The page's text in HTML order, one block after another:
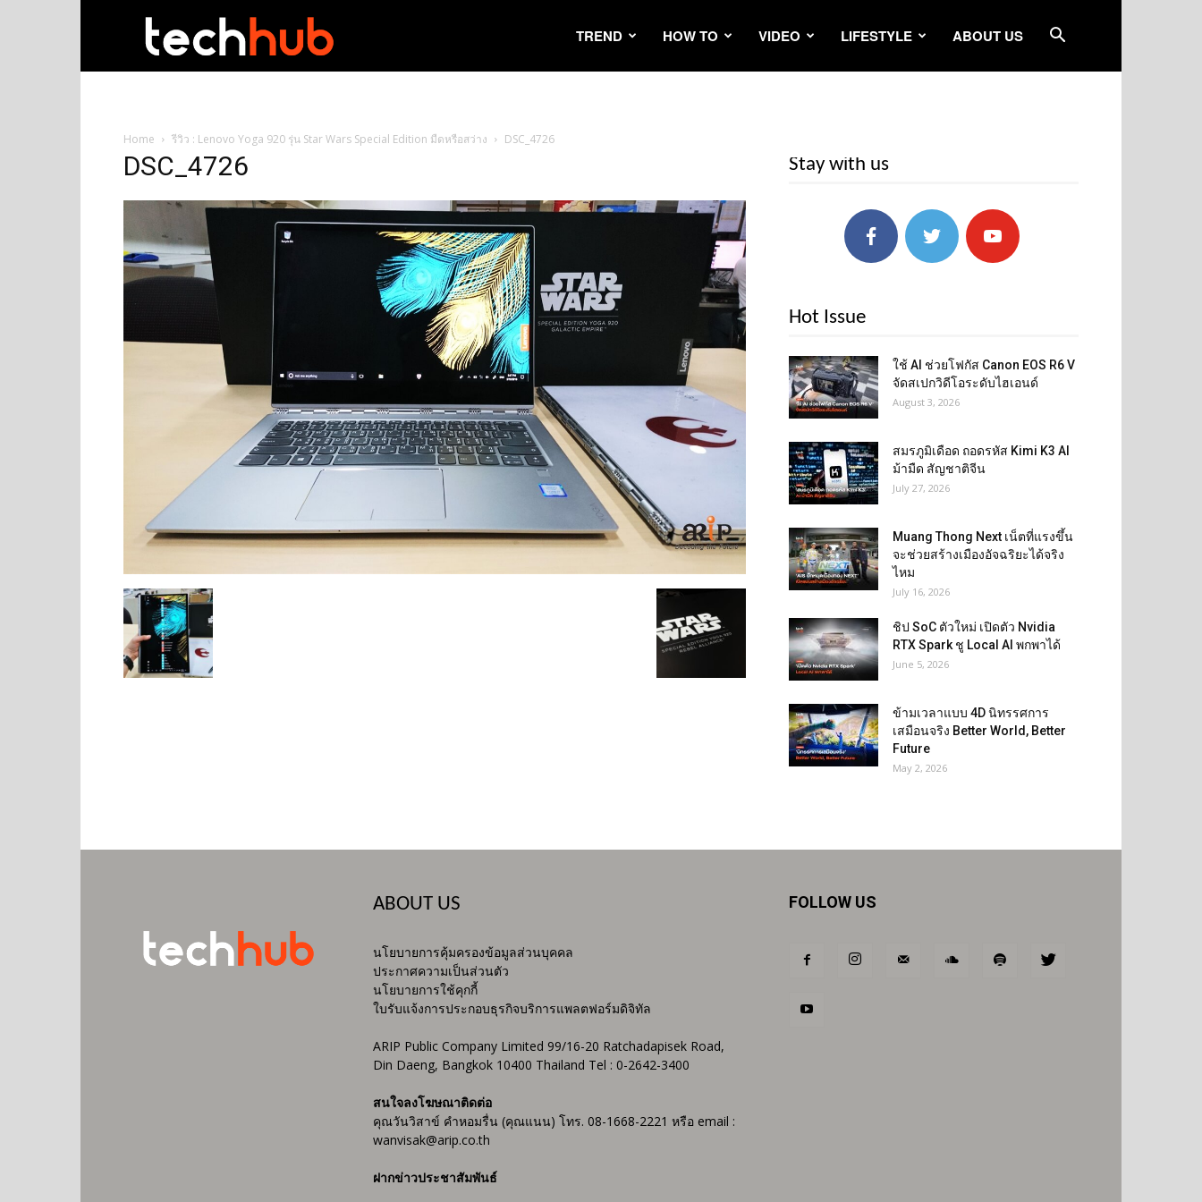
TREND HOW TO VIDEO LIFESTYLE ABOUT US
Home รีวิว : Lenovo Yoga 920 รุ่น Star Wars Special Edition มืดหรือสว่าง DSC_4726
DSC_4726 Stay with us
Hot Issue
ใช้ AI ช่วยโฟกัส Canon EOS R6 V
จัดสเปกวิดีโอระดับไฮเอนด์
August 3, 2026
สมรภูมิเดือด ถอดรหัส Kimi K3 AI
ม้ามืด สัญชาติจีน
July 27, 2026
Muang Thong Next เน็ตที่แรงขึ้น
จะช่วยสร้างเมืองอัจฉริยะได้จริง
ไหม
July 16, 2026
ชิป SoC ตัวใหม่ เปิดตัว Nvidia
RTX Spark ชู Local AI พกพาได้
June 5, 2026
ข้ามเวลาแบบ 4D นิทรรศการ
เสมือนจริง Better World, Better
Future
May 2, 2026
ABOUT US
นโยบายการคุ้มครองข้อมูลส่วนบุคคล
ประกาศความเป็นส่วนตัว
นโยบายการใช้คุกกี้
ใบรับแจ้งการประกอบธุรกิจบริการแพลตฟอร์มดิจิทัล
ARIP Public Company Limited 99/16-20 Ratchadapisek Road,
Din Daeng, Bangkok 10400 Thailand Tel : 0-2642-3400
สนใจลงโฆษณาติดต่อ
คุณวันวิสาข์ คำหอมรื่น (คุณแนน) โทร. 08-1668-2221 หรือ email :
wanvisak@arip.co.th
ฝากข่าวประชาสัมพันธ์
FOLLOW US